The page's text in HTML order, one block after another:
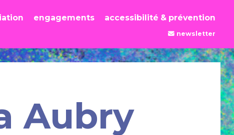
engagements accessibilité & prévention
newsletter
Aubry